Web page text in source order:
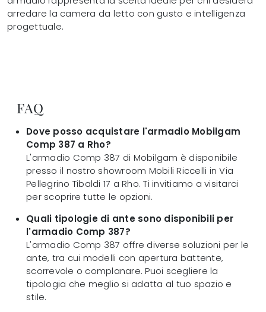
arredare la camera da letto con gusto e intelligenza
progettuale.
FAQ
Dove posso acquistare l'armadio Mobilgam
Comp 387 a Rho?
L'armadio Comp 387 di Mobilgam è disponibile
presso il nostro showroom Mobili Riccelli in Via
Pellegrino Tibaldi 17 a Rho. Ti invitiamo a visitarci
per scoprire tutte le opzioni.
Quali tipologie di ante sono disponibili per
l'armadio Comp 387?
L'armadio Comp 387 offre diverse soluzioni per le
ante, tra cui modelli con apertura battente,
scorrevole o complanare. Puoi scegliere la
tipologia che meglio si adatta al tuo spazio e
stile.